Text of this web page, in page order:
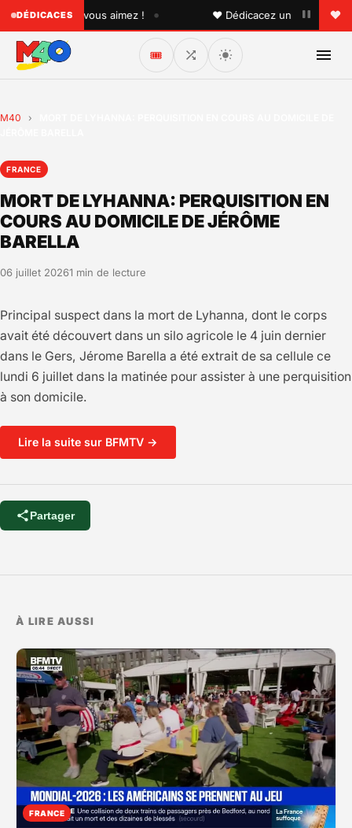
DÉDICACESque vous aimez ! • ♥ Dédicacez un titre à vos
🎟️
M40 ›
FRANCE
MORT DE LYHANNA: PERQUISITION EN
COURS AU DOMICILE DE JÉRÔME
BARELLA
06 juillet 20261 min de lecture
Principal suspect dans la mort de Lyhanna, dont le corps
avait été découvert dans un silo agricole le 4 juin dernier
dans le Gers, Jérome Barella a été extrait de sa cellule ce
lundi 6 juillet dans la matinée pour assister à une perquisition
à son domicile.
Lire la suite sur BFMTV →
Partager
À LIRE AUSSI
FRANCE